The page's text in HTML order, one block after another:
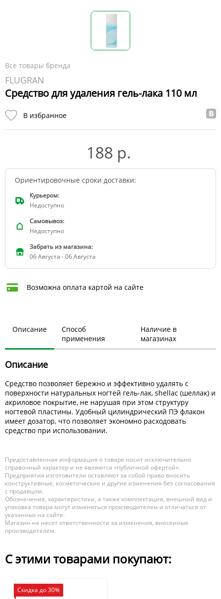
Все товары бренда
FLUGRAN
Средство для удаления гель-лака 110 мл
В избранное
188 р.
Ориентировочные сроки доставки:
Курьером:
Недоступно
Самовывоз:
Недоступно
Забрать из магазина:
06 Августа - 06 Августа
Возможна оплата картой на сайте
Описание
Способ
применения
Наличие в
магазинах
Описание
Средство позволяет бережно и эффективно удалять с
поверхности натуральных ногтей гель-лак, shellac (шеллак) и
акриловое покрытие, не нарушая при этом структуру
ногтевой пластины. Удобный цилиндрический ПЭ флакон
имеет дозатор, что позволяет экономно расходовать
средство при использовании.
Предоставленная информация о товаре носит исключительно
справочный характер и не являются «публичной офертой».
Предприятия изготовители оставляют за собой право вносить
конструктивные, косметические и другие изменения без согласования
с продавцом.
Обозначения, характеристики, а также комплектация, внешний вид и
упаковка товара могут изменяться производителем и отличаться от
указанных на сайте.
Магазин не несет ответственности за изменения, внесенные
производителем.
С этими товарами покупают:
Скидка до 30%